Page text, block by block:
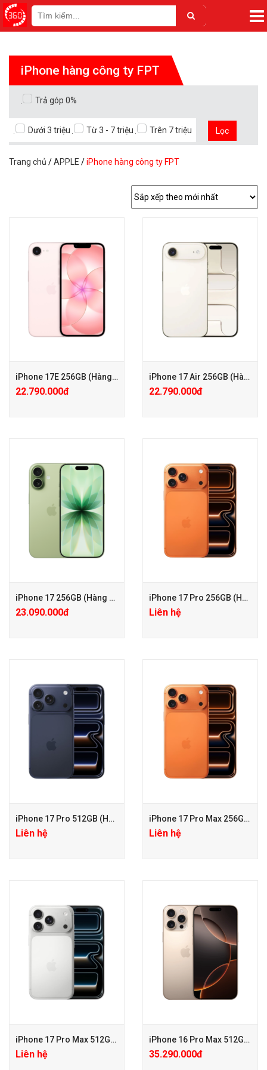
iPhone hàng công ty FPT
Trả góp 0%
Dưới 3 triệu Từ 3 - 7 triệu Trên 7 triệu Lọc
Trang chủ /APPLE /iPhone hàng công ty FPT
iPhone 17E 256GB (Hàng công ty VN/A)
22.790.000đ
+ Tặng PGG PK 100.000đ
+ Bảo hành Mở rộng 24 tháng
chỉ với 500.000đ
iPhone 17 Air 256GB (Hàng công ty VN/A)
22.790.000đ
+ Tặng PGG PK 100.000đ
+ Bảo hành Mở rộng 24 tháng
iPhone 17 256GB (Hàng công ty VN/A)
23.090.000đ
+ Tặng PGG PK 100.000đ
+ Bảo hành Mở rộng 24 tháng
chỉ với 500.000đ
iPhone 17 Pro 256GB (Hàng công ty VN/A)
Liên hệ
+ Tặng PGG PK 100.000đ
+ Bảo hành Mở rộng 24 tháng
iPhone 17 Pro 512GB (Hàng công ty VN/A)
Liên hệ
+ Tặng PGG PK 100.000đ
+ Bảo hành Mở rộng 24 tháng
chỉ với 650.000đ
iPhone 17 Pro Max 256GB (Hàng công ty VN/A)
Liên hệ
+ Tặng PGG PK 100.000đ
+ Bảo hành Mở rộng 24 tháng
chỉ với 650.000đ
+ Tặng PGG PK 200.000đ KHI
MUA ỐP CHÍNH HÃNG
iPhone 17 Pro Max 512GB (Hàng công ty VN/A)
Liên hệ
iPhone 16 Pro Max 512GB (Hàng công ty VN/A)
35.290.000đ